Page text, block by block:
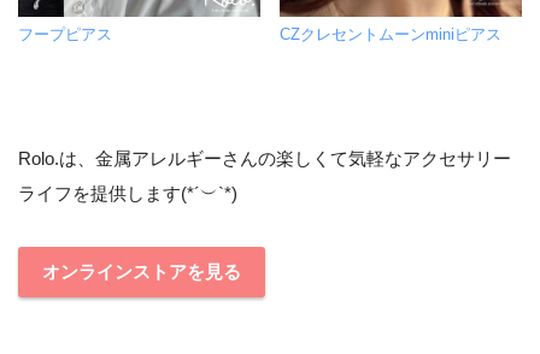
フープピアス CZクレセントムーンminiピアス
Rolo.は、金属アレルギーさんの楽しくて気軽なアクセサリー
ライフを提供します(*´︶`*)
オンラインストアを見る